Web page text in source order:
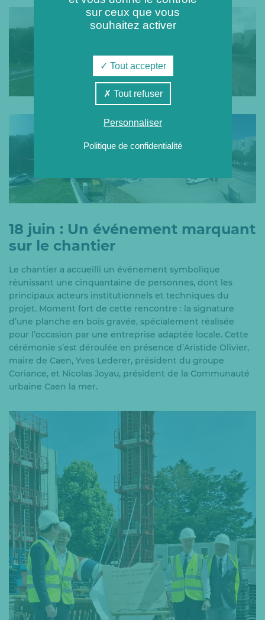
18 juin : Un événement marquant
sur le chantier
Le chantier a accueilli un événement symbolique
réunissant une cinquantaine de personnes, dont les
principaux acteurs institutionnels et techniques du
projet. Moment fort de cette rencontre : la signature
d’une planche en bois gravée, spécialement réalisée
pour l’occasion par une entreprise adaptée locale. Cette
cérémonie s’est déroulée en présence d’Aristide Olivier,
maire de Caen, Yves Lederer, président du groupe
Coriance, et Nicolas Joyau, président de la Communauté
urbaine Caen la mer.
sur ceux que vous
souhaitez activer
Tout accepter
Tout refuser
Personnaliser
Politique de confidentialité